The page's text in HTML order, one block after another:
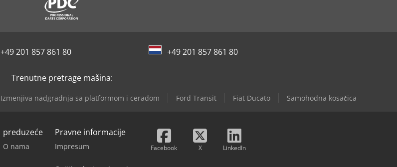
+49 201 857 861 80 +49 201 857 861 80
Trenutne pretrage mašina:
Izmenjiva nadgradnja sa platformom i ceradom Ford Transit Fiat Ducato Samohodna kosačica
preduzeće
O nama
Pravne informacije
Impresum Facebook X LinkedIn